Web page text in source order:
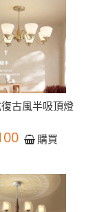
古風半吸頂燈
購買